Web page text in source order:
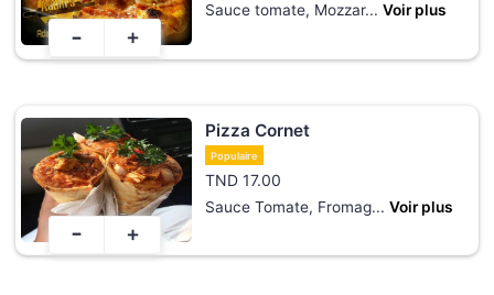
Sauce tomate, Mozzar... Voir plus
- +
Pizza Cornet
Populaire
TND 17.00
Sauce Tomate, Fromag... Voir plus
- +